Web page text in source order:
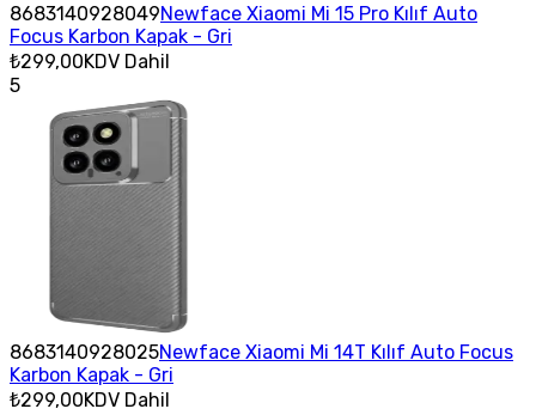
8683140928049Newface Xiaomi Mi 15 Pro Kılıf Auto
Focus Karbon Kapak - Gri
₺299,00KDV Dahil
5
8683140928025Newface Xiaomi Mi 14T Kılıf Auto Focus
Karbon Kapak - Gri
₺299,00KDV Dahil